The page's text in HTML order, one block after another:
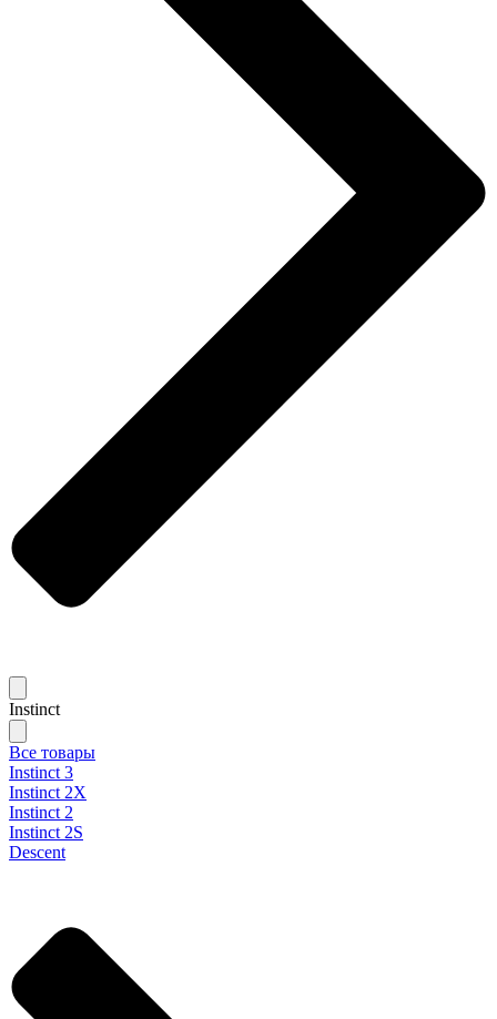
Instinct
Все товары
Instinct 3
Instinct 2X
Instinct 2
Instinct 2S
Descent